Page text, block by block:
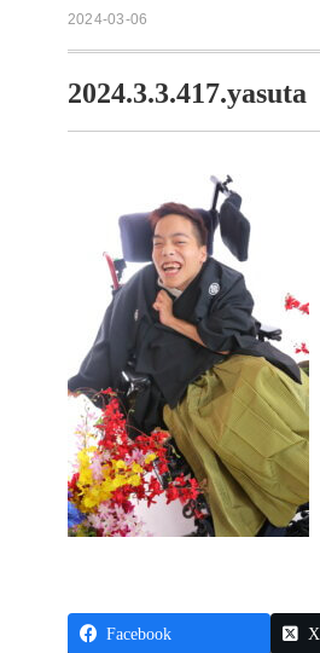
2024-03-06
2024.3.3.417.yasuta
Facebook X